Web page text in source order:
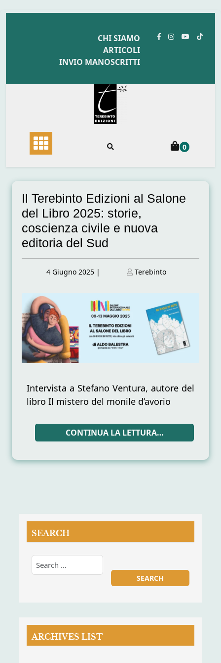
CHI SIAMO
ARTICOLI
INVIO MANOSCRITTI
0
Il Terebinto Edizioni al Salone
del Libro 2025: storie,
coscienza civile e nuova
editoria del Sud
Posted
4 Giugno 2025 |
Posted
Terebinto
Intervista a Stefano Ventura, autore del
libro Il mistero del monile d’avorio
CONTINUA LA LETTURA…
SEARCH
ARCHIVES LIST